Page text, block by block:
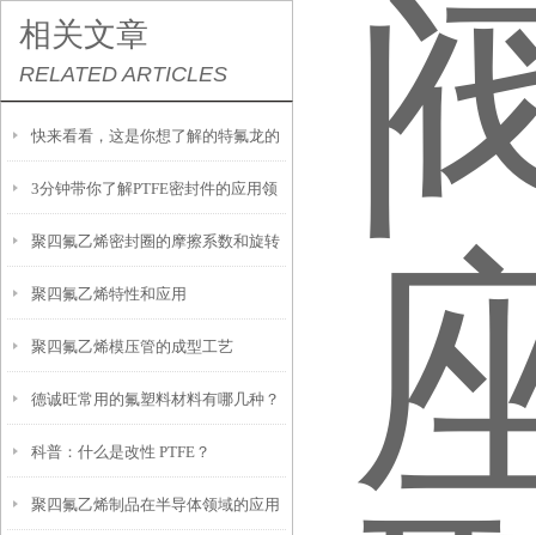
相关文章
RELATED ARTICLES
快来看看，这是你想了解的特氟龙的
应用范围吗？
3分钟带你了解PTFE密封件的应用领
域
聚四氟乙烯密封圈的摩擦系数和旋转
运动
聚四氟乙烯特性和应用
聚四氟乙烯模压管的成型工艺
德诚旺常用的氟塑料材料有哪几种？
科普：什么是改性 PTFE？
聚四氟乙烯制品在半导体领域的应用